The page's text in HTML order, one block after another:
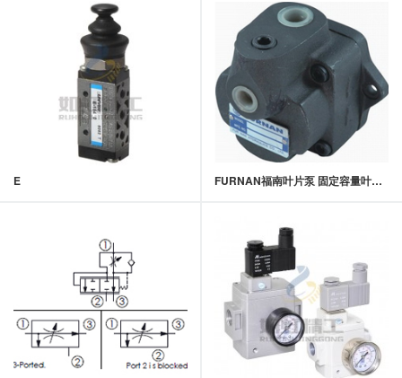
E FURNAN福南叶片泵 固定容量叶片泵 DS(FB1)系列定量叶片泵